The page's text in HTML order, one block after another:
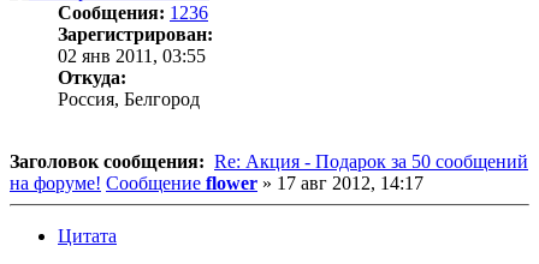
Сообщения: 1236
Зарегистрирован:
02 янв 2011, 03:55
Откуда:
Россия, Белгород
Заголовок сообщения: Re: Акция - Подарок за 50 сообщений
на форуме! Сообщение flower » 17 авг 2012, 14:17
Цитата